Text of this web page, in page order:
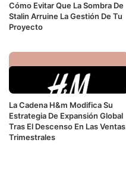
Cómo Evitar Que La Sombra De
Stalin Arruine La Gestión De Tu
Proyecto
La Cadena H&m Modifica Su
Estrategia De Expansión Global
Tras El Descenso En Las Ventas
Trimestrales